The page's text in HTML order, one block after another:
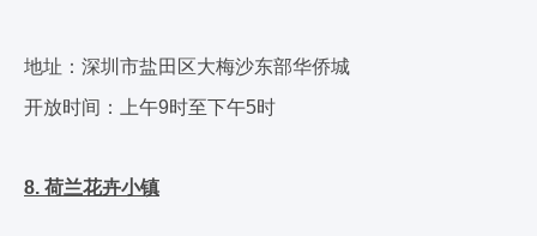
地址：深圳市盐田区大梅沙东部华侨城
开放时间：上午9时至下午5时
8. 荷兰花卉小镇